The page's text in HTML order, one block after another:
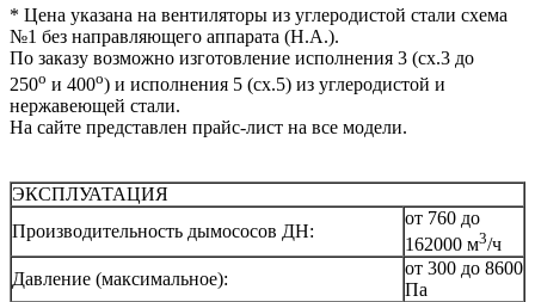
* Цена указана на вентиляторы из углеродистой стали схема
№1 без направляющего аппарата (Н.А.).
По заказу возможно изготовление исполнения 3 (сх.3 до
250о и 400о) и исполнения 5 (сх.5) из углеродистой и
нержавеющей стали.
На сайте представлен прайс-лист на все модели.
ЭКСПЛУАТАЦИЯ
Производительность дымососов ДН:
от 760 до
162000 м3/ч
Давление (максимальное):
от 300 до 8600
Па